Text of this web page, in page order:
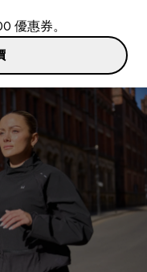
優惠券。